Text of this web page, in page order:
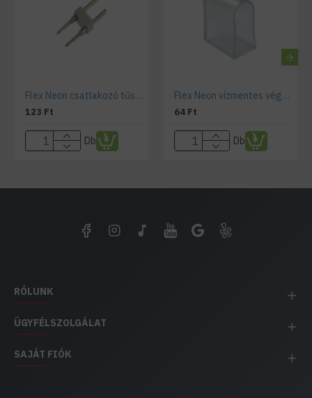
Flex Neon csatlakozó tűske 9x16,5 mm
123 Ft
Db
Flex Neon vízmentes végzáró
64 Ft
Db
RÓLUNK
ÜGYFÉLSZOLGÁLAT
SAJÁT FIÓK